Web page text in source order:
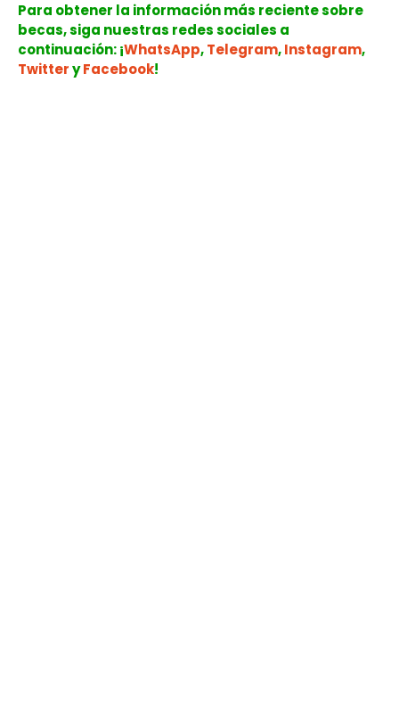
Para obtener la información más reciente sobre
becas, siga nuestras redes sociales a
continuación: ¡WhatsApp,Telegram,Instagram,
TwitteryFacebook!